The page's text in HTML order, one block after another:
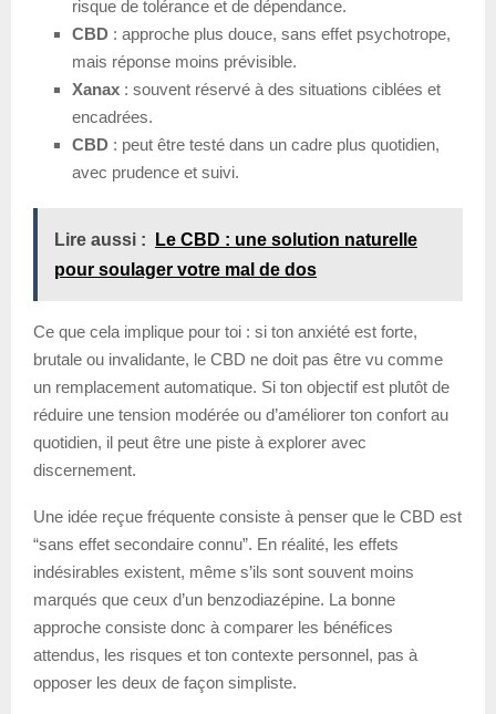
risque de tolérance et de dépendance.
CBD : approche plus douce, sans effet psychotrope,
mais réponse moins prévisible.
Xanax : souvent réservé à des situations ciblées et
encadrées.
CBD : peut être testé dans un cadre plus quotidien,
avec prudence et suivi.
Lire aussi :
Le CBD : une solution naturelle
pour soulager votre mal de dos
Ce que cela implique pour toi : si ton anxiété est forte,
brutale ou invalidante, le CBD ne doit pas être vu comme
un remplacement automatique. Si ton objectif est plutôt de
réduire une tension modérée ou d’améliorer ton confort au
quotidien, il peut être une piste à explorer avec
discernement.
Une idée reçue fréquente consiste à penser que le CBD est
“sans effet secondaire connu”. En réalité, les effets
indésirables existent, même s’ils sont souvent moins
marqués que ceux d’un benzodiazépine. La bonne
approche consiste donc à comparer les bénéfices
attendus, les risques et ton contexte personnel, pas à
opposer les deux de façon simpliste.